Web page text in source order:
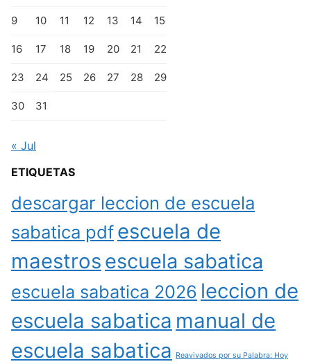
9 10 11 12 13 14 15
16 17 18 19 20 21 22
23 24 25 26 27 28 29
30 31
« Jul
ETIQUETAS
descargar leccion de escuela
sabatica pdfescuela de
maestros escuela sabatica
escuela sabatica 2026 leccion de
escuela sabatica manual de
escuela sabatica
Reavivados por su Palabra: Hoy